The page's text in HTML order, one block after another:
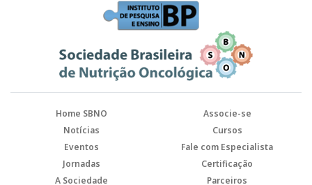
Home SBNO
Associe-se
Notícias
Cursos
Eventos
Fale com Especialista
Jornadas
Certificação
A Sociedade
Parceiros